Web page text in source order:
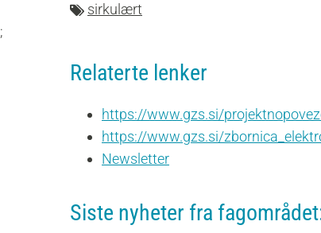
sirkulært
;
Relaterte lenker
https://www.gzs.si/
https://www.gzs.si/
Newsletter
Siste nyheter fra